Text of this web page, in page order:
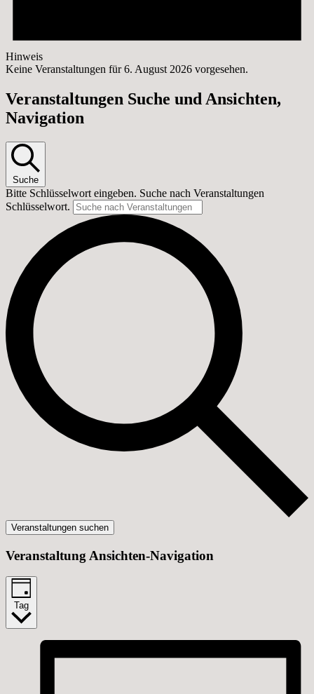
Hinweis
Keine Veranstaltungen für 6. August 2026 vorgesehen.
Veranstaltungen Suche und Ansichten,
Navigation
Suche
Bitte Schlüsselwort eingeben. Suche nach Veranstaltungen
Schlüsselwort.
Veranstaltungen suchen
Veranstaltung Ansichten-Navigation
Tag